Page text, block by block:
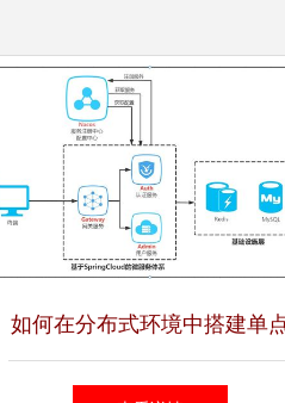
如何在分布式环境中搭建单
登录系统 基于Spring Cloud的